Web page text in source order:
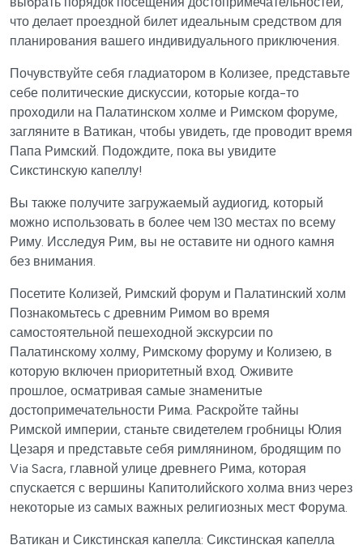
что делает проездной билет идеальным средством для
планирования вашего индивидуального приключения.
Почувствуйте себя гладиатором в Колизее, представьте
себе политические дискуссии, которые когда-то
проходили на Палатинском холме и Римском форуме,
загляните в Ватикан, чтобы увидеть, где проводит время
Папа Римский. Подождите, пока вы увидите
Сикстинскую капеллу!
Вы также получите загружаемый аудиогид, который
можно использовать в более чем 130 местах по всему
Риму. Исследуя Рим, вы не оставите ни одного камня
без внимания.
Посетите Колизей, Римский форум и Палатинский холм
Познакомьтесь с древним Римом во время
самостоятельной пешеходной экскурсии по
Палатинскому холму, Римскому форуму и Колизею, в
которую включен приоритетный вход. Оживите
прошлое, осматривая самые знаменитые
достопримечательности Рима. Раскройте тайны
Римской империи, станьте свидетелем гробницы Юлия
Цезаря и представьте себя римлянином, бродящим по
Via Sacra, главной улице древнего Рима, которая
спускается с вершины Капитолийского холма вниз через
некоторые из самых важных религиозных мест Форума.
Ватикан и Сикстинская капелла: Сикстинская капелла